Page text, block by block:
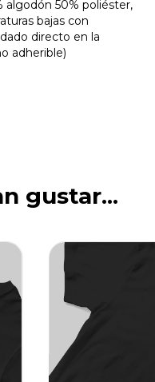
algodón 50% poliéster,
bajas con
directo en la
adherible)
gustar...